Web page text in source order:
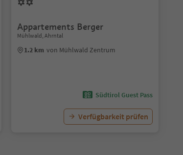
Appartements Berger
Mühlwald, Ahrntal
1.2 km von Mühlwald Zentrum
Südtirol Guest Pass
Verfügbarkeit prüfen